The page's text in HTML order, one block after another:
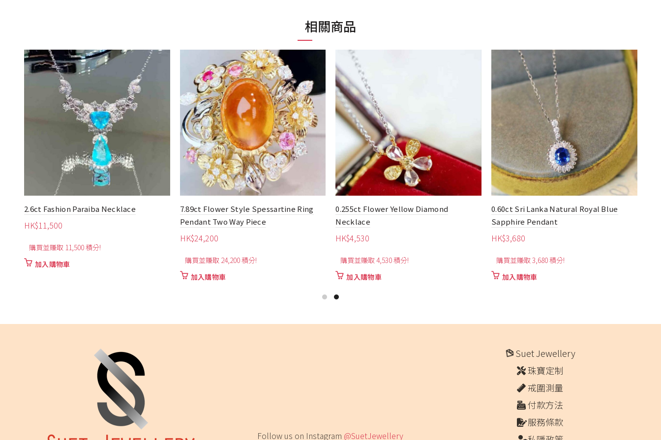
相關商品
7.89ct Flower Style Spessartine Ring
Pendant Two Way Piece
購買並賺取 24,200 積分!
0.255ct Flower Yellow Diamond
Necklace
HK$4,530
購買並賺取 4,530 積分!
加入購物車
0.60ct Sri Lanka Natural Royal Blue
Sapphire Pendant
HK$3,680
購買並賺取 3,680 積分!
加入購物車
0.50ct Flower Style Diamond Necklace
HK$6,460
加入購物車
Follow us on Instagram @SuetJewellery
Suet Jewellery
珠寶定制
戒圍測量
付款方法
服務條款